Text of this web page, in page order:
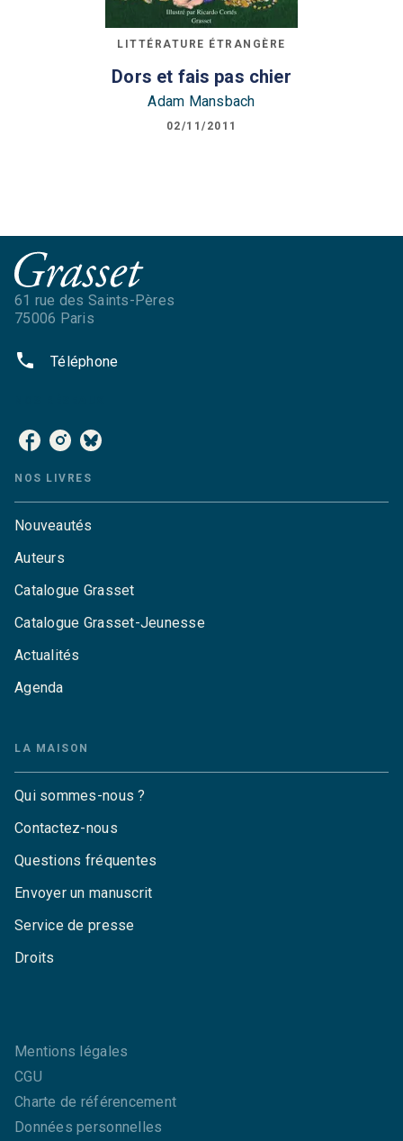
LITTÉRATURE ÉTRANGÈRE
Dors et fais pas chier
Adam Mansbach
02/11/2011
61 rue des Saints-Pères
75006 Paris
phone Téléphone
NOS LIVRES
Nouveautés
Auteurs
Catalogue Grasset
Catalogue Grasset-Jeunesse
Actualités
Agenda
LA MAISON
Qui sommes-nous ?
Contactez-nous
Questions fréquentes
Envoyer un manuscrit
Service de presse
Droits
Mentions légales
CGU
Charte de référencement
Données personnelles